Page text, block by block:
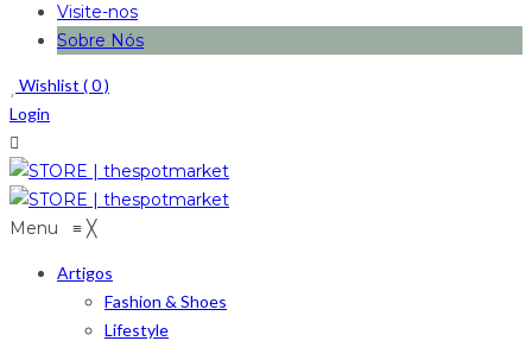
Visite-nos
Sobre Nós
Wishlist (0)
Login
Menu ≡ ╳
Artigos
Fashion & Shoes
Lifestyle